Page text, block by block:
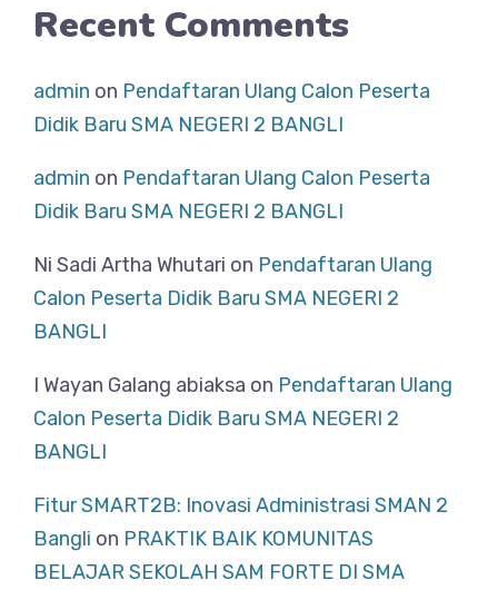
Recent Comments
admin on Pendaftaran Ulang Calon Peserta
Didik Baru SMA NEGERI 2 BANGLI
admin on Pendaftaran Ulang Calon Peserta
Didik Baru SMA NEGERI 2 BANGLI
Ni Sadi Artha Whutari on Pendaftaran Ulang
Calon Peserta Didik Baru SMA NEGERI 2
BANGLI
I Wayan Galang abiaksa on Pendaftaran Ulang
Calon Peserta Didik Baru SMA NEGERI 2
BANGLI
Fitur SMART2B: Inovasi Administrasi SMAN 2
Bangli on PRAKTIK BAIK KOMUNITAS
BELAJAR SEKOLAH SAM FORTE DI SMA